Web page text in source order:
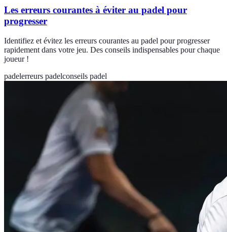
Les erreurs courantes à éviter au padel pour
progresser
Identifiez et évitez les erreurs courantes au padel pour progresser
rapidement dans votre jeu. Des conseils indispensables pour chaque
joueur !
padelerreurs padelconseils padel